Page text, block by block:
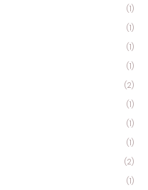
(1)
(1)
(1)
(1)
(2)
(1)
(1)
(1)
(2)
(1)